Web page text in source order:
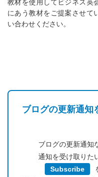
教材を使用してビジネス英
にあう教材をご提案させて
い合わせください。
ブログの更新通知
ブログの更新通知
通知を受け取りた
Subscribe